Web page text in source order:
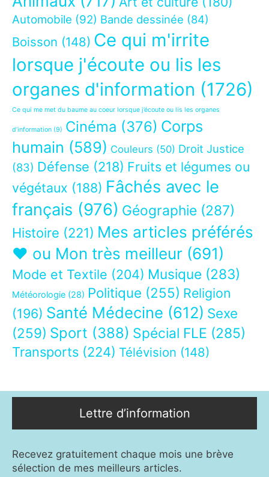
Automobile (92) Bande dessinée (84)
Boisson (148) Ce qui m'irrite
lorsque j'écoute ou lis les
organes d'information (1726)
Ce qui me met du baume au coeur lorsque j’écoute ou lis les organes
d’information (9) Cinéma (376) Corps
humain (589) Couleurs (50) Droit Justice
(83) Défense (218) Fruits et légumes ou
végétaux (188) Fâchés avec le
français (976) Géographie (287)
Histoire (221) Mes articles préférés
❤ ou Mon très meilleur (691)
Mode et Textile (204) Musique (283)
Météorologie (28) Politique (255) Religion
(196) Santé Médecine (612) Sexe
(259) Sport (388) Spécial FLE (285)
Transports (224) Télévision (148)
Lettre d’information
Recevez gratuitement chaque mois une brève
sélection de mes meilleurs articles.